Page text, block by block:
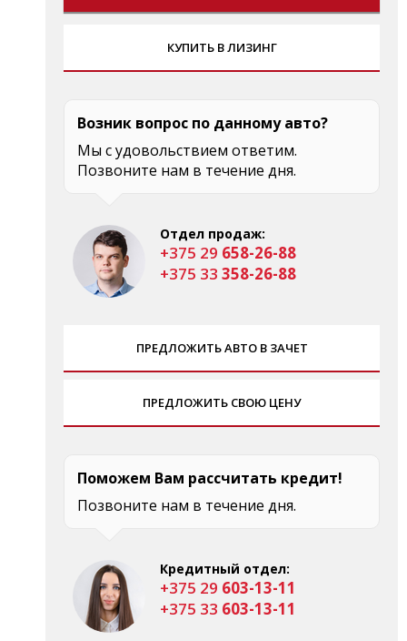
КУПИТЬ В ЛИЗИНГ
Возник вопрос по данному авто?
Мы с удовольствием ответим.
Позвоните нам в течение дня.
Отдел продаж:
+375 29 658-26-88
+375 33 358-26-88
ПРЕДЛОЖИТЬ АВТО В ЗАЧЕТ
ПРЕДЛОЖИТЬ СВОЮ ЦЕНУ
Поможем Вам рассчитать кредит!
Позвоните нам в течение дня.
Кредитный отдел:
+375 29 603-13-11
+375 33 603-13-11